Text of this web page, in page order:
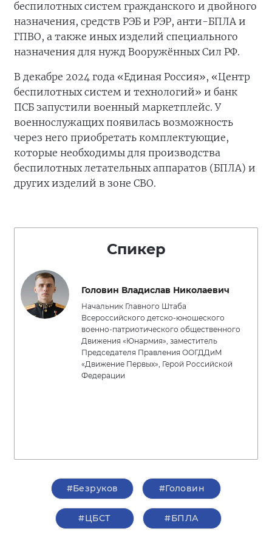
беспилотных систем гражданского и двойного
назначения, средств РЭБ и РЭР, анти-БПЛА и
ГПВО, а также иных изделий специального
назначения для нужд Вооружённых Сил РФ.
В декабре 2024 года «Единая Россия», «Центр
беспилотных систем и технологий» и банк
ПСБ запустили военный маркетплейс. У
военнослужащих появилась возможность
через него приобретать комплектующие,
которые необходимы для производства
беспилотных летательных аппаратов (БПЛА) и
других изделий в зоне СВО.
Спикер
Головин Владислав Николаевич
Начальник Главного Штаба
Всероссийского детско-юношеского
военно-патриотического общественного
Движения «Юнармия», заместитель
Председателя Правления ООГДДиМ
«Движение Первых», Герой Российской
Федерации
#Безруков #Головин
#ЦБСТ #БПЛА